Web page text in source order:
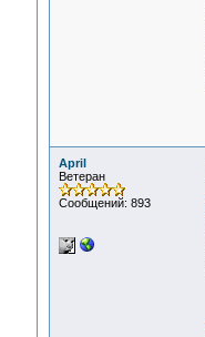
April
Ветеран
Сообщений: 893